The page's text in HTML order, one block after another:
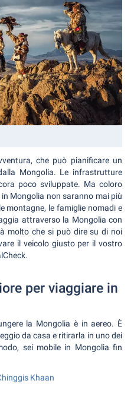
che può pianificare un
Mongolia. Le infrastrutture
poco sviluppate. Ma coloro
Mongolia non saranno mai più
montagne, le famiglie nomadi e
attraverso la Mongolia con
molto che si può dire su di noi
il veicolo giusto per il vostro
per viaggiare in
la Mongolia è in aereo. È
da casa e ritirarla in uno dei
sei mobile in Mongolia fin
Khaan